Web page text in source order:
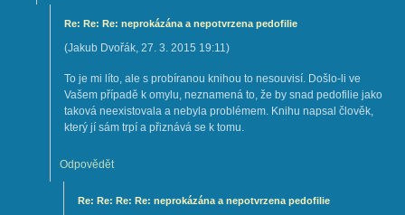
Re: Re: Re: neprokázána a nepotvrzena pedofilie
(Jakub Dvořák, 27. 3. 2015 19:11)
To je mi líto, ale s probíranou knihou to nesouvisí. Došlo-li ve
Vašem případě k omylu, neznamená to, že by snad pedofilie jako
taková neexistovala a nebyla problémem. Knihu napsal člověk,
který jí sám trpí a přiznává se k tomu.
Odpovědět
Re: Re: Re: Re: neprokázána a nepotvrzena pedofilie